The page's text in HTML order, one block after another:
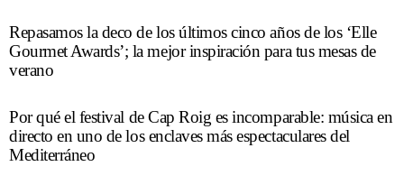
Repasamos la deco de los últimos cinco años de los ‘Elle
Gourmet Awards’; la mejor inspiración para tus mesas de
verano
Por qué el festival de Cap Roig es incomparable: música en
directo en uno de los enclaves más espectaculares del
Mediterráneo